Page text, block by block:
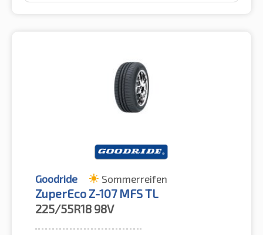
Goodride Sommerreifen
ZuperEco Z-107 MFS TL
225/55R18 98V